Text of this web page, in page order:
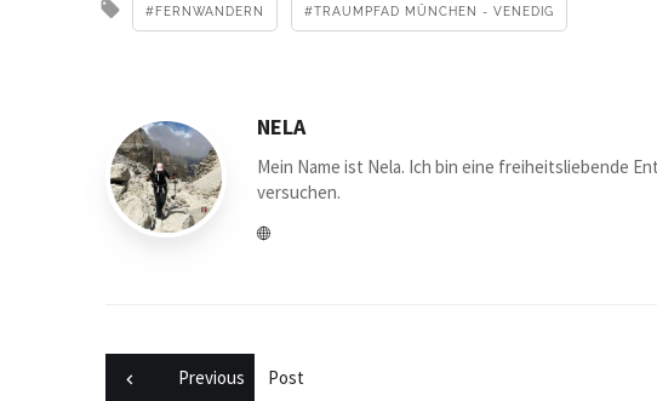
FERNWANDERN TRAUMPFAD MÜNCHEN - VENEDIG
NELA
Mein Name ist Nela. Ich bin eine freiheitsliebende
versuchen.
Previous Post